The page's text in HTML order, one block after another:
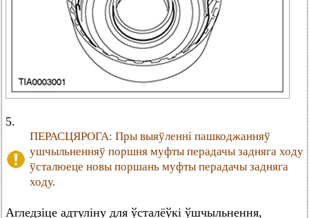
5.
ПЕРАСЦЯРОГА: Пры выяўленні пашкоджанняў
ушчыльненняў поршня муфты перадачы задняга ходу
ўсталюеце новы поршань муфты перадачы задняга
ходу.
Агледзіце адтуліну для ўсталёўкі ўшчыльнення,